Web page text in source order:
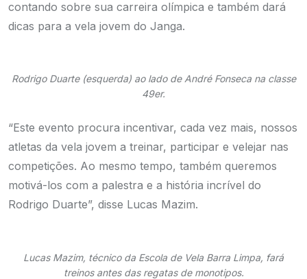
contando sobre sua carreira olímpica e também dará
dicas para a vela jovem do Janga.
Rodrigo Duarte (esquerda) ao lado de André Fonseca na classe
49er.
“Este evento procura incentivar, cada vez mais, nossos
atletas da vela jovem a treinar, participar e velejar nas
competições. Ao mesmo tempo, também queremos
motivá-los com a palestra e a história incrível do
Rodrigo Duarte”, disse Lucas Mazim.
Lucas Mazim, técnico da Escola de Vela Barra Limpa, fará
treinos antes das regatas de monotipos.